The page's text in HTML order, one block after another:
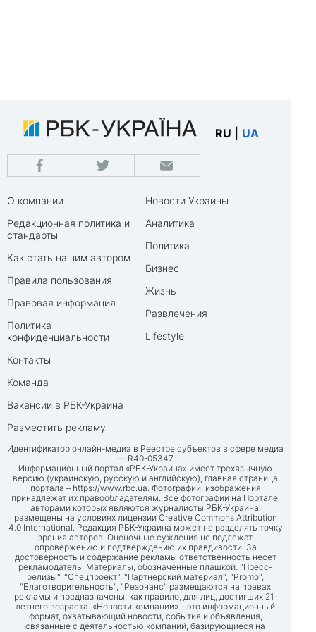
RU UA
О компании
Редакционная политика и
стандарты
Как стать нашим автором
Правила пользования
Правовая информация
Политика
конфиденциальности
Контакты
Команда
Вакансии в РБК-Украина
Разместить рекламу
Новости Украины
Аналитика
Политика
Бизнес
Жизнь
Развлечения
Lifestyle
Идентификатор онлайн-медиа в Реестре субъектов в сфере медиа
— R40-05347
Информационный портал «РБК-Украина» имеет трехязычную
версию (украинскую, русскую и английскую), главная страница
портала – https://www.rbc.ua. Фотографии, изображения
принадлежат их правообладателям. Все фотографии на Портале,
авторами которых являются журналисты РБК-Украина,
размещены на условиях лицензии Creative Commons Attribution
4.0 International. Редакция РБК-Украина может не разделять точку
зрения авторов. Оценочные суждения не подлежат
опровержению и подтверждению их правдивости. За
достоверность и содержание рекламы ответственность несет
рекламодатель. Материалы, обозначенные плашкой: "Пресс-
релизы", "Спецпроект", "Партнерский материал", "Promo",
"Благотворительность", "Резонанс" размещаются на правах
рекламы и предназначены, как правило, для лиц, достигших 21-
летнего возраста. «Новости компании» – это информационный
формат, охватывающий новости, события и объявления,
связанные с деятельностью компаний, базирующиеся на